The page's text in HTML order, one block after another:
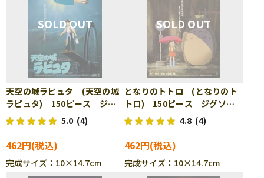
天空の城ラピュタ (天空の城
ラピュタ) 150ピース ジグ
ソーパズル ENS-150-G26
5.0 (4)
462円
完成サイズ：10×14.7cm
となりのトトロ (となりのト
トロ) 150ピース ジグソー
パズル ENS-150-G27
4.8 (4)
462円
完成サイズ：10×14.7cm